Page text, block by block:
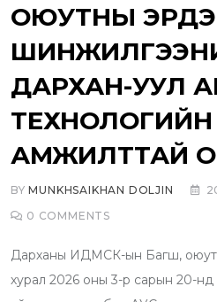
ОЮУТНЫ
ДАРХАН-УУЛ
ТЕХНОЛОГИЙН
АМЖИЛТТАЙ
BYMUNKHSAIKHAN DOLJIN
0 COMMENTS
Дарханы ИДМСК-ын Багш,
хурал 2026 оны 3-р сарын 20-